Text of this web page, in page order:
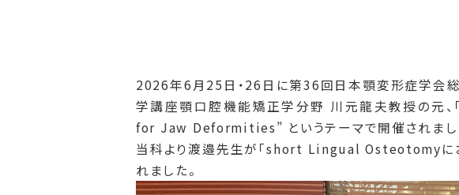
2026年6月25日・26日に第36回日本顎変形症学会
学講座顎口腔機能矯正学分野 川元龍夫教授の元
for Jaw Deformities” というテーマで開催されまし
当科より渡邉先生が「short Lingual Osteotomyに
れました。